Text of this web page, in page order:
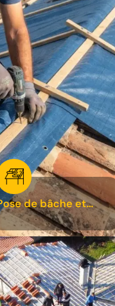
de bâche et
de toiture 31